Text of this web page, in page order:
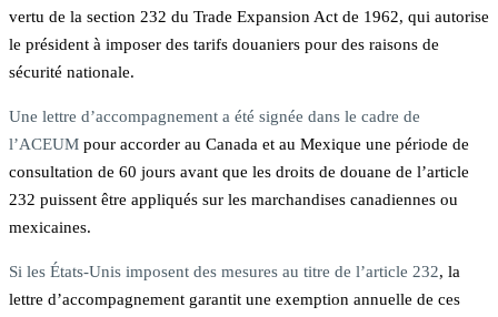
vertu de la section 232 du Trade Expansion Act de 1962, qui autorise
le président à imposer des tarifs douaniers pour des raisons de
sécurité nationale.
Une lettre d’accompagnement a été signée dans le cadre de
l’ACEUM pour accorder au Canada et au Mexique une période de
consultation de 60 jours avant que les droits de douane de l’article
232 puissent être appliqués sur les marchandises canadiennes ou
mexicaines.
Si les États-Unis imposent des mesures au titre de l’article 232, la
lettre d’accompagnement garantit une exemption annuelle de ces